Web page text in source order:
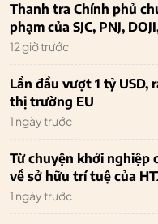
Thanh tra Chính phủ
phạm của SJC, PNJ,
12 giờ trước
Lần đầu vượt 1 tỷ USD,
thị trường EU
1 ngày trước
Từ chuyện khởi nghiệp
về sở hữu trí tuệ của
1 ngày trước